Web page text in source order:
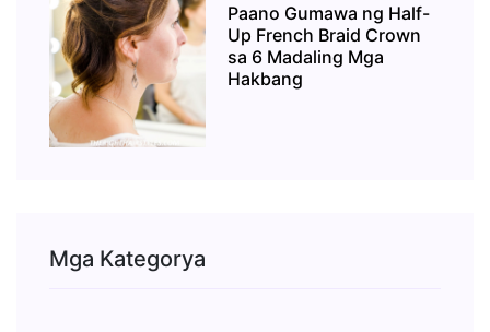
Paano Gumawa ng Half-
Up French Braid Crown
sa 6 Madaling Mga
Hakbang
Mga Kategorya